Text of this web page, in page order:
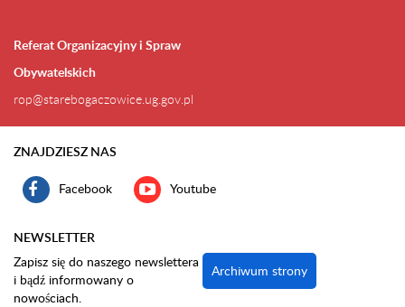
Referat Organizacyjny i Spraw
Obywatelskich
rop@starebogaczowice.ug.gov.pl
ZNAJDZIESZ NAS
Facebook Youtube
NEWSLETTER
Zapisz się do naszego newslettera
i bądź informowany o
nowościach.
Archiwum strony